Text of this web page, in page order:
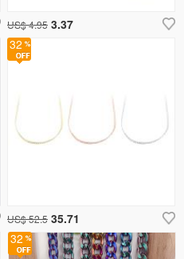
32
32
US$ 52.5 35.71
US$ 4.95 3.37